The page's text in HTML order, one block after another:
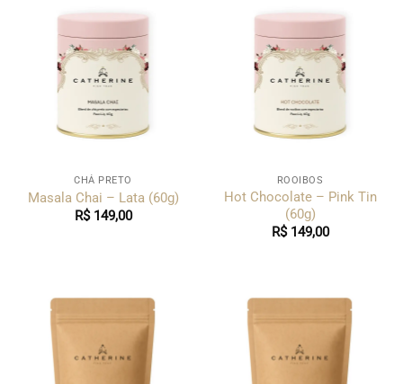
CHÁ PRETO
Masala Chai – Lata (60g)
R$149,00
ROOIBOS
Hot Chocolate – Pink Tin
(60g)
R$149,00